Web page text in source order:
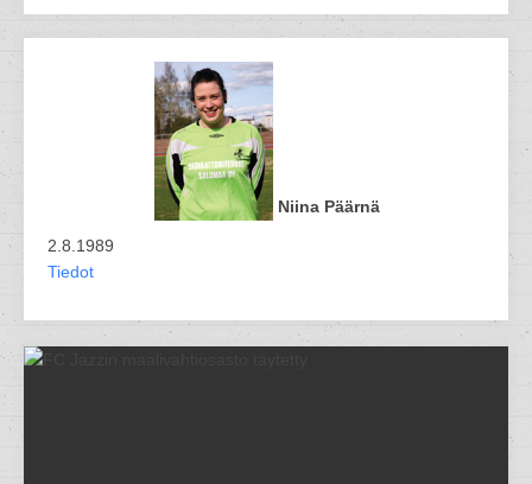
Niina Päärnä
2.8.1989
Tiedot